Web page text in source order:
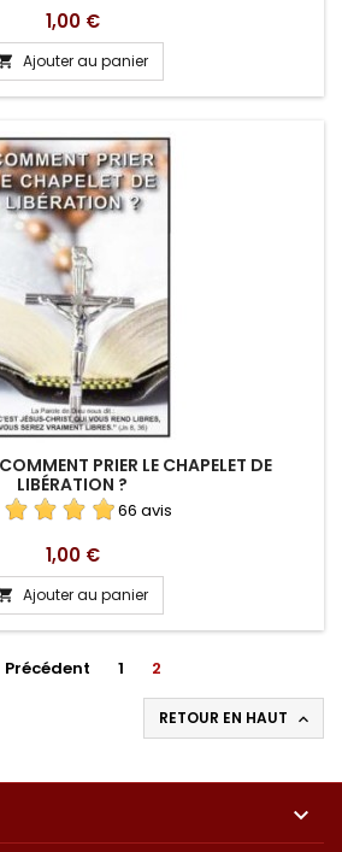
Prix
1,00 €
Ajouter au panier
PRIER LE CHAPELET DE
LIBÉRATION ?
66 avis
Prix
1,00 €
Ajouter au panier
Précédent 1 2
RETOUR EN HAUT 
